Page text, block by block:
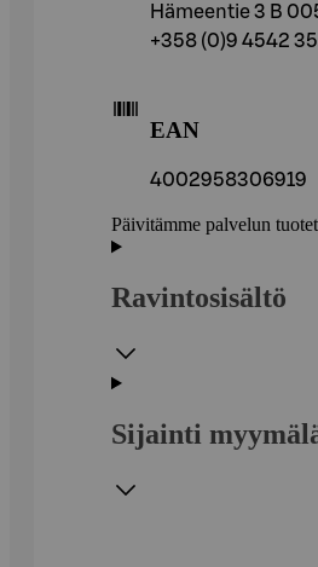
Hämeentie 3 B
+358 (0)9 4542
EAN
4002958306919
Päivitämme palvelun
Ravintosisältö
Sijainti